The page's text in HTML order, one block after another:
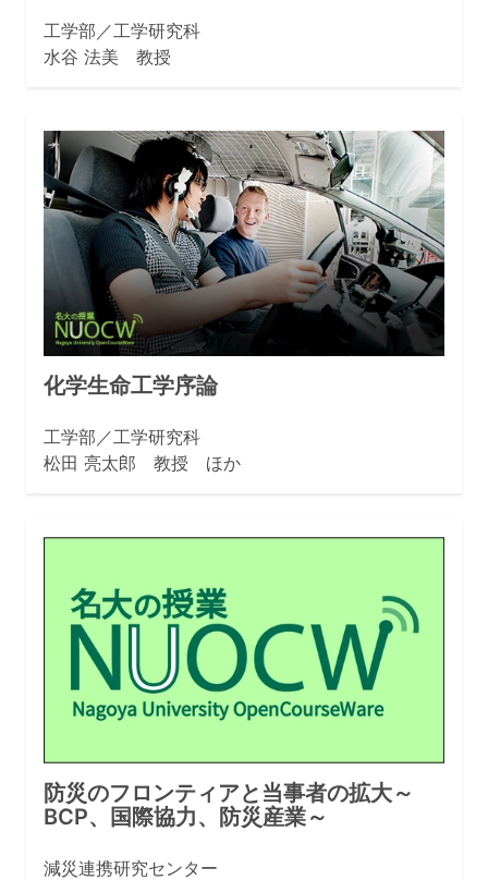
工学部／工学研究科
水谷 法美 教授
化学生命工学序論
工学部／工学研究科
松田 亮太郎 教授 ほか
防災のフロンティアと当事者の拡大～
BCP、国際協力、防災産業～
減災連携研究センター